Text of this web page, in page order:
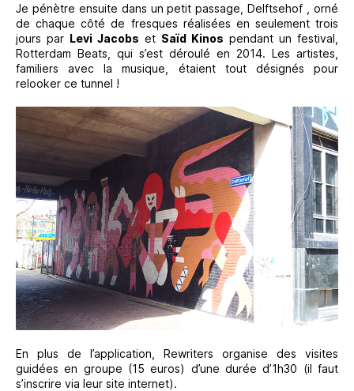
Je pénètre ensuite dans un petit passage, Delftsehof , orné
de chaque côté de fresques réalisées en seulement trois
jours par Levi Jacobs et Saïd Kinos pendant un festival,
Rotterdam Beats, qui s’est déroulé en 2014. Les artistes,
familiers avec la musique, étaient tout désignés pour
relooker ce tunnel !
En plus de l’application, Rewriters organise des visites
guidées en groupe (15 euros) d’une durée d’1h30 (il faut
s’inscrire via leur site internet).